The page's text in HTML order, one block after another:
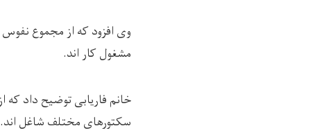
مشغول کار اند.
سکتورهای مختلف شاغل اند.